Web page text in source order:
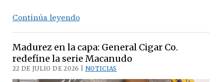
Continúa leyendoExclusividad
Llega
el
Madurez en la capa: General Cigar Co.
redefine la serie Macanudo
22 DE JULIO DE 2026 | NOTICIAS